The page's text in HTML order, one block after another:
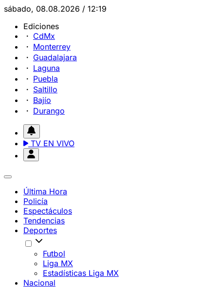
sábado, 08.08.2026 / 12:19
Ediciones
CdMx
Monterrey
Guadalajara
Laguna
Puebla
Saltillo
Bajío
Durango
TV EN VIVO
Última Hora
Policía
Espectáculos
Tendencias
Deportes
Futbol
Liga MX
Estadísticas Liga MX
Nacional